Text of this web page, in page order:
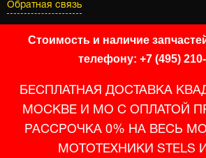
Обратная связь
Стоимость и наличие
телефону: +7 (495)
БЕСПЛАТНАЯ ДОСТАВКА
МОСКВЕ И МО С ОПЛАТОЙ
РАССРОЧКА 0% НА ВЕСЬ
МОТОТЕХНИКИ STELS И